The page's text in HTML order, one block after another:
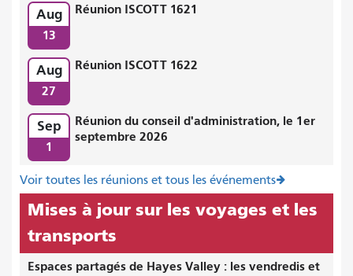
Aug
13
Réunion ISCOTT 1621
Aug
27
Réunion ISCOTT 1622
Sep
1
Réunion du conseil d'administration, le 1er
septembre 2026
Voir toutes les réunions et tous les événements
Mises à jour sur les voyages et les
transports
Espaces partagés de Hayes Valley : les vendredis et